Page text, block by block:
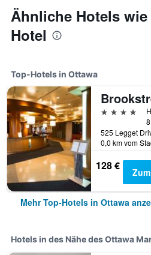
Ähnliche Hotels
Hotel
Top-Hotels in Ottawa
4 Sterne
0,0 km vom
128 €
Mehr Top-Hotels in Ottawa
Hotels in des Nähe des Ottawa